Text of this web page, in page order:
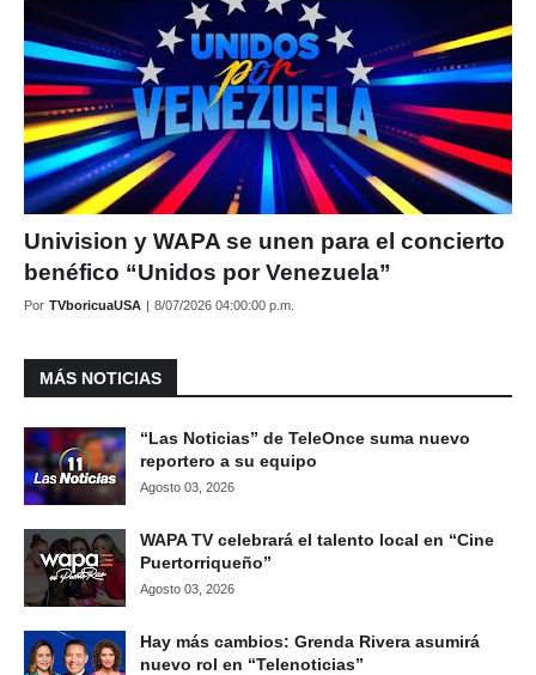
Univision y WAPA se unen para el concierto
benéfico “Unidos por Venezuela”
Por TVboricuaUSA | 8/07/2026 04:00:00 p.m.
MÁS NOTICIAS
“Las Noticias” de TeleOnce suma nuevo
reportero a su equipo
Agosto 03, 2026
WAPA TV celebrará el talento local en “Cine
Puertorriqueño”
Agosto 03, 2026
Hay más cambios: Grenda Rivera asumirá
nuevo rol en “Telenoticias”